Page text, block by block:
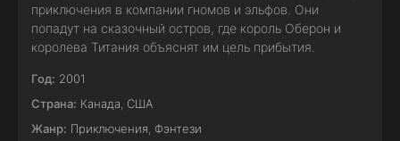
приключения в компании гномов и эльфов. Они
попадут на сказочный остров, где король Оберон и
королева Титания объяснят им цель прибытия.
Год: 2001
Страна: Канада США
Жанр: Приключения Фэнтези